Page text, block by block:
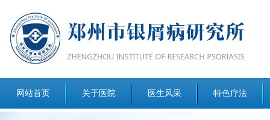
网站首页 关于医院 医生风采 特色疗法